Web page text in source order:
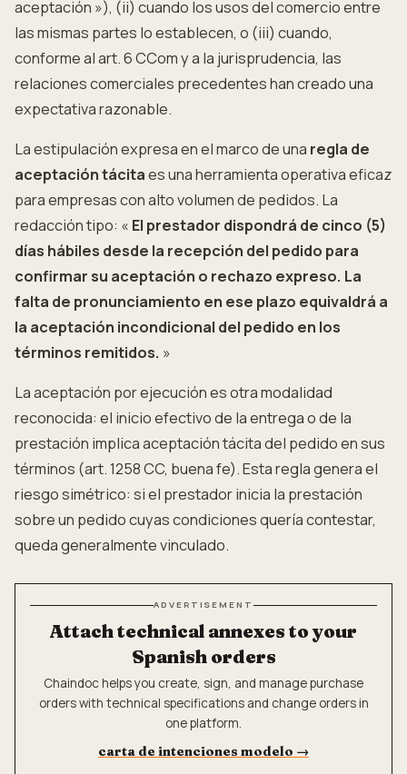
aceptación »), (ii) cuando los usos del comercio entre
las mismas partes lo establecen, o (iii) cuando,
conforme al art. 6 CCom y a la jurisprudencia, las
relaciones comerciales precedentes han creado una
expectativa razonable.
La estipulación expresa en el marco de una regla de
aceptación tácitaes una herramienta operativa eficaz
para empresas con alto volumen de pedidos. La
redacción tipo: « El prestador dispondrá de cinco (5)
días hábiles desde la recepción del pedido para
confirmar su aceptación o rechazo expreso. La
falta de pronunciamiento en ese plazo equivaldrá a
la aceptación incondicional del pedido en los
términos remitidos. »
La aceptación por ejecución es otra modalidad
reconocida: el inicio efectivo de la entrega o de la
prestación implica aceptación tácita del pedido en sus
términos (art. 1258 CC, buena fe). Esta regla genera el
riesgo simétrico: si el prestador inicia la prestación
sobre un pedido cuyas condiciones quería contestar,
queda generalmente vinculado.
ADVERTISEMENT
Attach technical annexes to your
Spanish orders
Chaindoc helps you create, sign, and manage purchase
orders with technical specifications and change orders in
one platform.
carta de intenciones modelo →